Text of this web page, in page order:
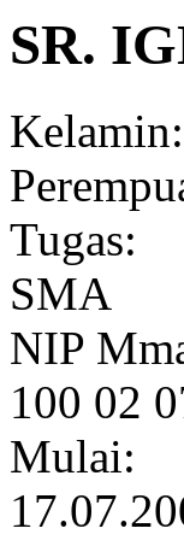
SR.
Kelamin:
Tugas:
SMA
NIP
100 02
Mulai: